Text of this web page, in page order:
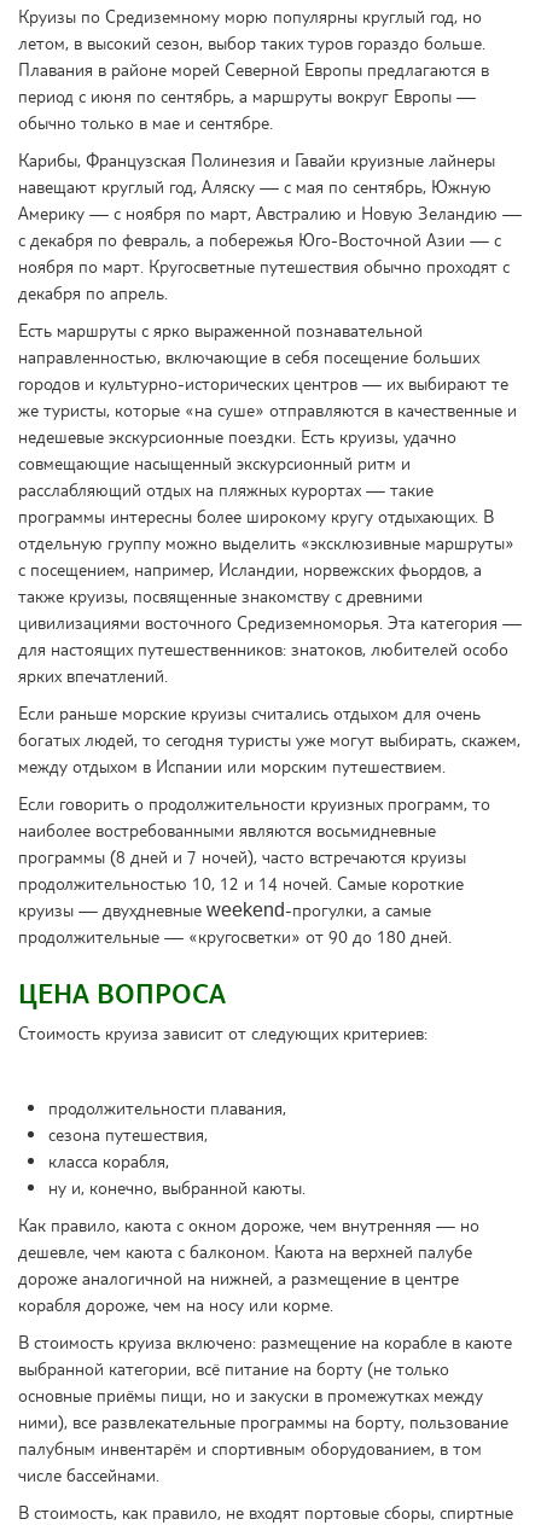
Круизы по Средиземному морю популярны круглый год, но
летом, в высокий сезон, выбор таких туров гораздо больше.
Плавания в районе морей Северной Европы предлагаются в
период с июня по сентябрь, а маршруты вокруг Европы —
обычно только в мае и сентябре.
Карибы, Французская Полинезия и Гавайи круизные лайнеры
навещают круглый год, Аляску — с мая по сентябрь, Южную
Америку — с ноября по март, Австралию и Новую Зеландию —
с декабря по февраль, а побережья Юго-Восточной Азии — с
ноября по март. Кругосветные путешествия обычно проходят с
декабря по апрель.
Есть маршруты с ярко выраженной познавательной
направленностью, включающие в себя посещение больших
городов и культурно-исторических центров — их выбирают те
же туристы, которые «на суше» отправляются в качественные и
недешевые экскурсионные поездки. Есть круизы, удачно
совмещающие насыщенный экскурсионный ритм и
расслабляющий отдых на пляжных курортах — такие
программы интересны более широкому кругу отдыхающих. В
отдельную группу можно выделить «эксклюзивные маршруты»
с посещением, например, Исландии, норвежских фьордов, а
также круизы, посвященные знакомству с древними
цивилизациями восточного Средиземноморья. Эта категория —
для настоящих путешественников: знатоков, любителей особо
ярких впечатлений.
Если раньше морские круизы считались отдыхом для очень
богатых людей, то сегодня туристы уже могут выбирать, скажем,
между отдыхом в Испании или морским путешествием.
Если говорить о продолжительности круизных программ, то
наиболее востребованными являются восьмидневные
программы (8 дней и 7 ночей), часто встречаются круизы
продолжительностью 10, 12 и 14 ночей. Самые короткие
круизы — двухдневные weekend-прогулки, а самые
продолжительные — «кругосветки» от 90 до 180 дней.
ЦЕНА ВОПРОСА
Стоимость круиза зависит от следующих критериев:
продолжительности плавания,
сезона путешествия,
класса корабля,
ну и, конечно, выбранной каюты.
Как правило, каюта с окном дороже, чем внутренняя — но
дешевле, чем каюта с балконом. Каюта на верхней палубе
дороже аналогичной на нижней, а размещение в центре
корабля дороже, чем на носу или корме.
В стоимость круиза включено: размещение на корабле в каюте
выбранной категории, всё питание на борту (не только
основные приёмы пищи, но и закуски в промежутках между
ними), все развлекательные программы на борту, пользование
палубным инвентарём и спортивным оборудованием, в том
числе бассейнами.
В стоимость, как правило, не входят портовые сборы, спиртные